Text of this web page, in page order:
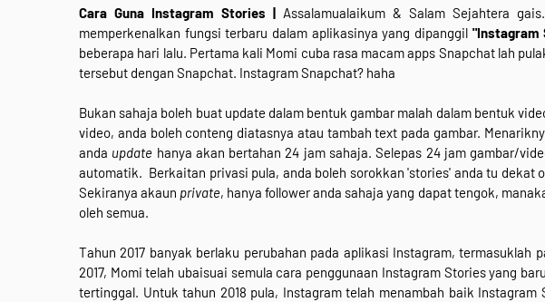
Cara Guna Instagram Stories | Assalamualaikum & Salam Sejahtera
memperkenalkan fungsi terbaru dalam aplikasinya yang dipanggil "Instagram
beberapa hari lalu. Pertama kali Momi cuba rasa macam apps Snapchat lah
tersebut dengan Snapchat. Instagram Snapchat? haha
Bukan sahaja boleh buat update dalam bentuk gambar malah dalam bentuk
video, anda boleh conteng diatasnya atau tambah text pada gambar.
anda update hanya akan bertahan 24 jam sahaja. Selepas 24 jam gambar/
automatik. Berkaitan privasi pula, anda boleh sorokkan 'stories' anda tu dekat
Sekiranya akaun private, hanya follower anda sahaja yang dapat tengok,
oleh semua.
Tahun 2017 banyak berlaku perubahan pada aplikasi Instagram, termasuklah
2017, Momi telah ubaisuai semula cara penggunaan Instagram Stories yang
tertinggal. Untuk tahun 2018 pula, Instagram telah menambah baik